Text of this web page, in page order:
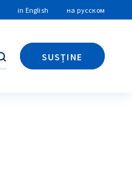
in English на русском
Caută
SUSȚINE
Caută